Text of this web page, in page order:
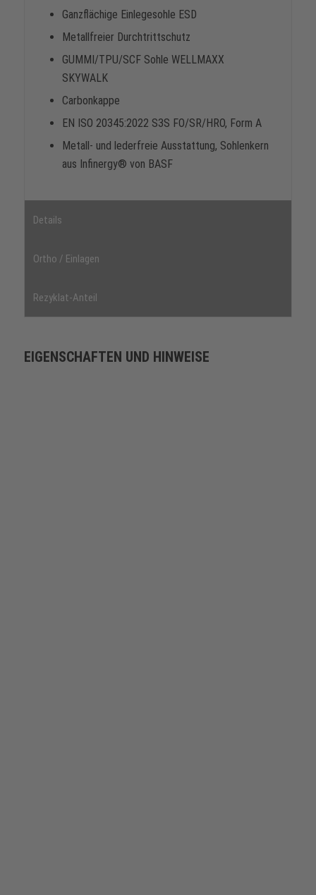
Ganzflächige Einlegesohle ESD
Metallfreier Durchtrittschutz
GUMMI/TPU/SCF Sohle WELLMAXX
SKYWALK
Carbonkappe
EN ISO 20345:2022 S3S FO/SR/HRO, Form A
Metall- und lederfreie Ausstattung, Sohlenkern
aus Infinergy® von BASF
Details
Ortho / Einlagen
Rezyklat-Anteil
EIGENSCHAFTEN UND HINWEISE